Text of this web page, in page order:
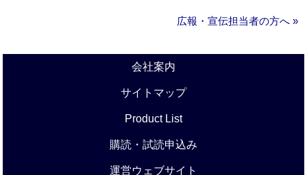
広報・宣伝担当者の方へ »
会社案内
サイトマップ
Product List
購読・試読申込み
運営ウェブサイト